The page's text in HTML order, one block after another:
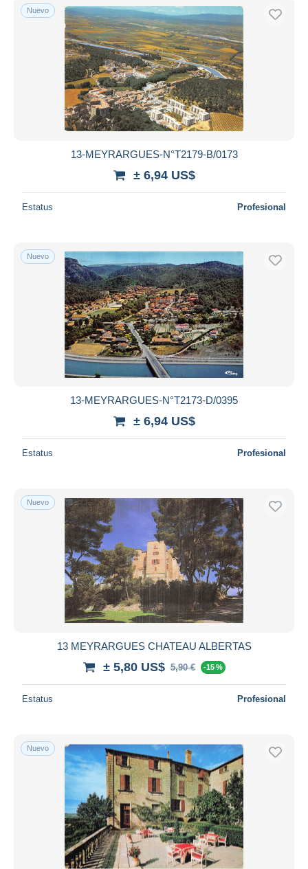
Nuevo
13-MEYRARGUES-N°T2179-B/0173
± 6,94 US$
Estatus Profesional
Nuevo
13-MEYRARGUES-N°T2173-D/0395
± 6,94 US$
Estatus Profesional
Nuevo
13 MEYRARGUES CHATEAU ALBERTAS
± 5,80 US$ 5,90 € -15 %
Estatus Profesional
Nuevo